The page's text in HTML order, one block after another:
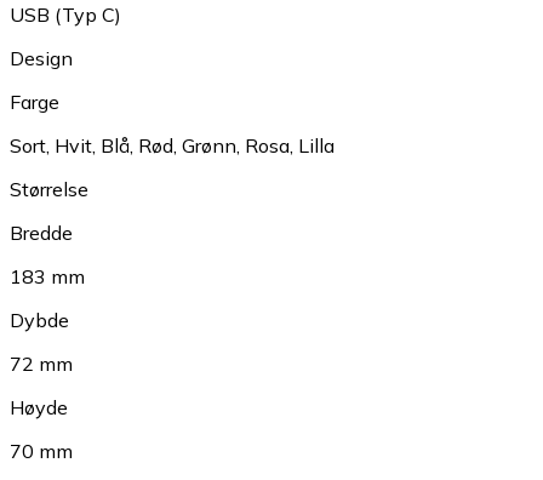
USB (Typ C)
Design
Farge
Sort Hvit Blå Rød Grønn Rosa Lilla
Størrelse
Bredde
183 mm
Dybde
72 mm
Høyde
70 mm